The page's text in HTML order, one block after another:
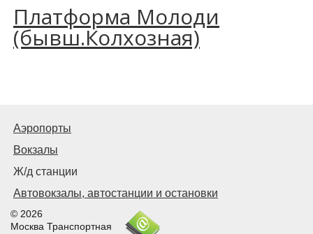
Платформа Молоди
(бывш.Колхозная)
Аэропорты
Вокзалы
Ж/д станции
Автовокзалы, автостанции и остановки
© 2026
Москва Транспортная